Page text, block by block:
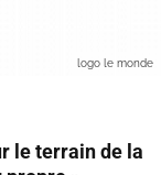
logo le monde
le terrain de la